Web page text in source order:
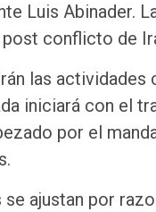
Luis Abinader.
conflicto de
las actividades
iniciará con el
por el
ajustan por